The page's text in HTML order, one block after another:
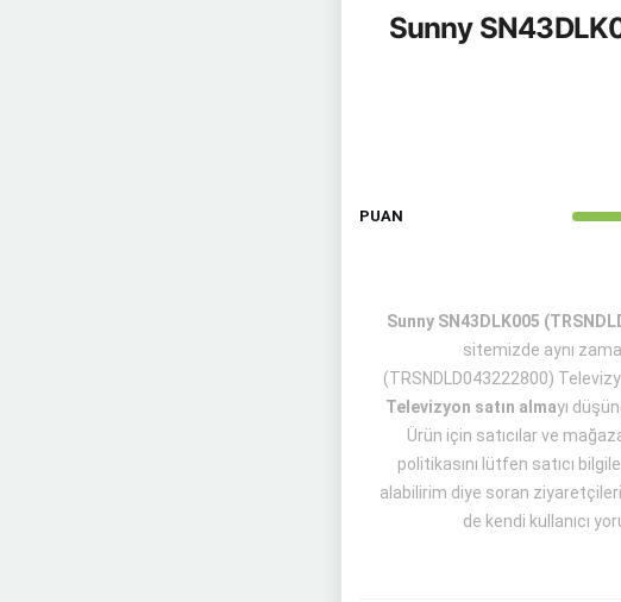
Sunny
PUAN
Sunny SN43DLK005
sitemizde aynı
(TRSNDLD043222800)
Televizyon satın almayı
Ürün için satıcılar ve
politikasını lütfen satıcı
alabilirim diye soran
de kendi kullanıcı